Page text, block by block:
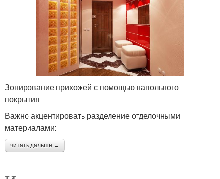
Зонирование прихожей с помощью напольного
покрытия
Важно акцентировать разделение отделочными
материалами:
читать дальше →